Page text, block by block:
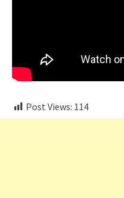
Post Views: 114